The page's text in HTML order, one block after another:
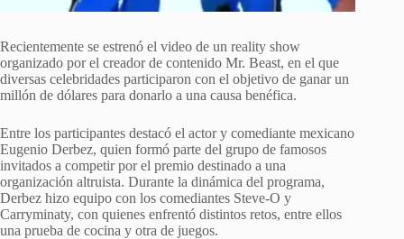
Recientemente se estrenó el video de un reality show
organizado por el creador de contenido Mr. Beast, en el que
diversas celebridades participaron con el objetivo de ganar un
millón de dólares para donarlo a una causa benéfica.
Entre los participantes destacó el actor y comediante mexicano
Eugenio Derbez, quien formó parte del grupo de famosos
invitados a competir por el premio destinado a una
organización altruista. Durante la dinámica del programa,
Derbez hizo equipo con los comediantes Steve-O y
Carryminaty, con quienes enfrentó distintos retos, entre ellos
una prueba de cocina y otra de juegos.